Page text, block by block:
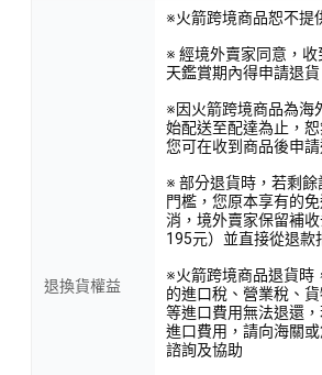
退換貨權益
※火箭跨境商品恕不提
※ 經境外賣家同意，
天鑑賞期內得申請退貨
※因火箭跨境商品為海
始配送至配達為止，
您可在收到商品後申請
※ 部分退貨時，若剩
門檻，您原本享有的
消，境外賣家保留補
195元）並直接從退款
※火箭跨境商品退貨時
的進口稅、營業稅、
等進口費用無法退還
進口費用，請向海關
諮詢及協助